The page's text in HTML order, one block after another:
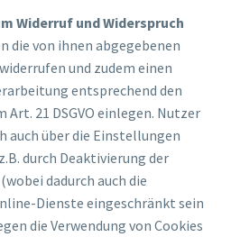
Widerruf und Widerspruch
die von ihnen abgegebenen
und zudem einen
entsprechend den
21 DSGVO einlegen. Nutzer
auch über die Einstellungen
durch Deaktivierung der
dadurch auch die
Dienste eingeschränkt sein
die Verwendung von Cookies